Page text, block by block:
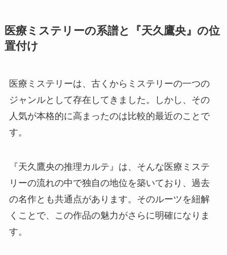
医療ミステリーの系譜と『天久鷹央』の位
置付け
医療ミステリーは、古くからミステリーの一つの
ジャンルとして存在してきました。しかし、その
人気が本格的に高まったのは比較的最近のことで
す。
『天久鷹央の推理カルテ』は、そんな医療ミステ
リーの流れの中で独自の地位を築いており、過去
の名作とも共通点があります。そのルーツを紐解
くことで、この作品の魅力がさらに明確になりま
す。